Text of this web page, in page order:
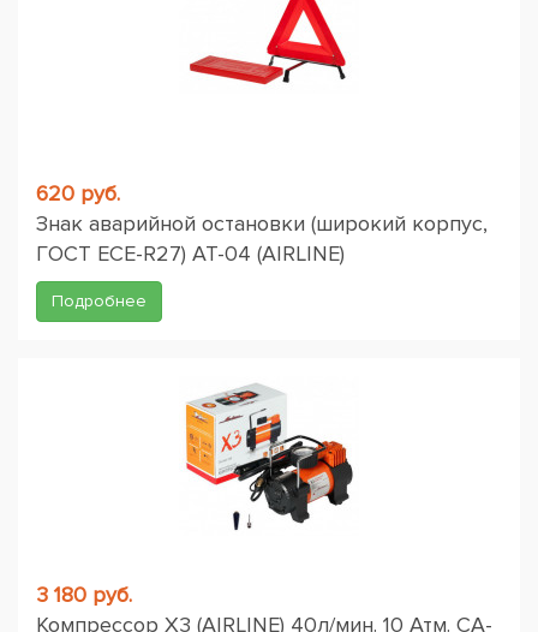
620 руб.
Знак аварийной остановки (широкий корпус,
ГОСТ ЕСЕ-R27) AT-04 (AIRLINE)
Подробнее
3 180 руб.
Компрессор X3 (AIRLINE) 40л/мин. 10 Атм. CA-